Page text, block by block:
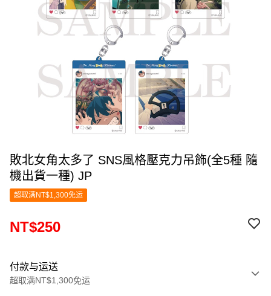
敗北女角太多了 SNS風格壓克力吊飾(全5種 隨
機出貨一種) JP
超取满NT$1,300免运
NT$250
付款与运送
超取满NT$1,300免运